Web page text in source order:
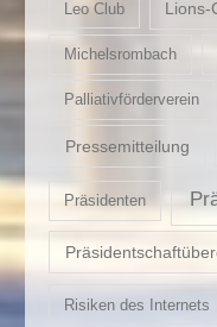
Leo Club Lions-
Michelsrombach
Palliativförderverein
Pressemitteilung
Präsidenten
Risiken des Internets